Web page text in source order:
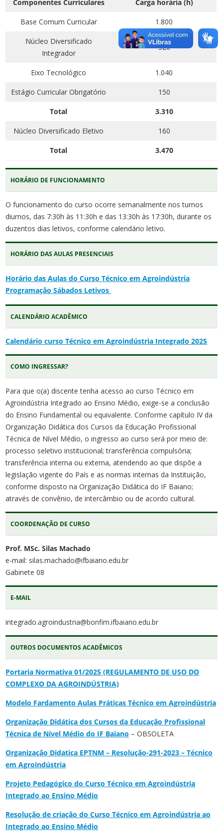
Componentes Curriculares Carga horária (h)
Base Comum Curricular 1.800
Núcleo Diversificado
Integrador
320
Eixo Tecnológico 1.040
Estágio Curricular Obrigatório 150
Total 3.310
Núcleo Diversificado Eletivo 160
Total 3.470
HORÁRIO DE FUNCIONAMENTO
O funcionamento do curso ocorre semanalmente nos turnos
diurnos, das 7:30h às 11:30h e das 13:30h às 17:30h, durante os
duzentos dias letivos, conforme calendário letivo.
HORÁRIO DAS AULAS PRESENCIAIS
Horário das Aulas do Curso Técnico em Agroindústria
Programação Sábados Letivos
CALENDÁRIO ACADÊMICO
Calendário curso Técnico em Agroindústria Integrado 2025
COMO INGRESSAR?
Para que o(a) discente tenha acesso ao curso Técnico em
Agroindústria Integrado ao Ensino Médio, exige-se a conclusão
do Ensino Fundamental ou equivalente. Conforme capítulo IV da
Organização Didática dos Cursos da Educação Profissional
Técnica de Nível Médio, o ingresso ao curso será por meio de:
processo seletivo institucional; transferência compulsória;
transferência interna ou externa, atendendo ao que dispõe a
legislação vigente do País e as normas internas da Instituição,
conforme disposto na Organização Didática do IF Baiano;
através de convênio, de intercâmbio ou de acordo cultural.
COORDENAÇÃO DE CURSO
Prof. MSc. Silas Machado
e-mail: silas.machado@ifbaiano.edu.br
Gabinete 08
E-MAIL
integrado.agroindustria@bonfim.ifbaiano.edu.br
OUTROS DOCUMENTOS ACADÊMICOS
Portaria Normativa 01/2025 (REGULAMENTO DE USO DO
COMPLEXO DA AGROINDÚSTRIA)
Modelo Fardamento Aulas Práticas Técnico em Agroindústria
Organização Didática dos Cursos da Educação Profissional
Técnica de Nível Médio do IF Baiano – OBSOLETA
Organização Didatica EPTNM – Resolução-291-2023 – Técnico
em Agroindústria
Projeto Pedagógico do Curso Técnico em Agroindústria
Integrado ao Ensino Médio
Resolução de criação do Curso Técnico em Agroindústria ao
Integrado ao Ensino Médio